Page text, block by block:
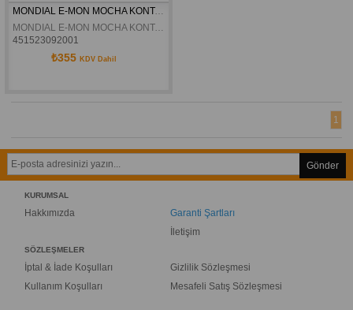
MONDIAL E-MON MOCHA KONTAK SETI ORJINAL
MONDIAL E-MON MOCHA KONTAK SETI ORJINAL
451523092001
₺355 KDV Dahil
1
Gönder
KURUMSAL
Hakkımızda
Garanti Şartları
İletişim
SÖZLEŞMELER
İptal & İade Koşulları
Kullanım Koşulları
Gizlilik Sözleşmesi
Mesafeli Satış Sözleşmesi